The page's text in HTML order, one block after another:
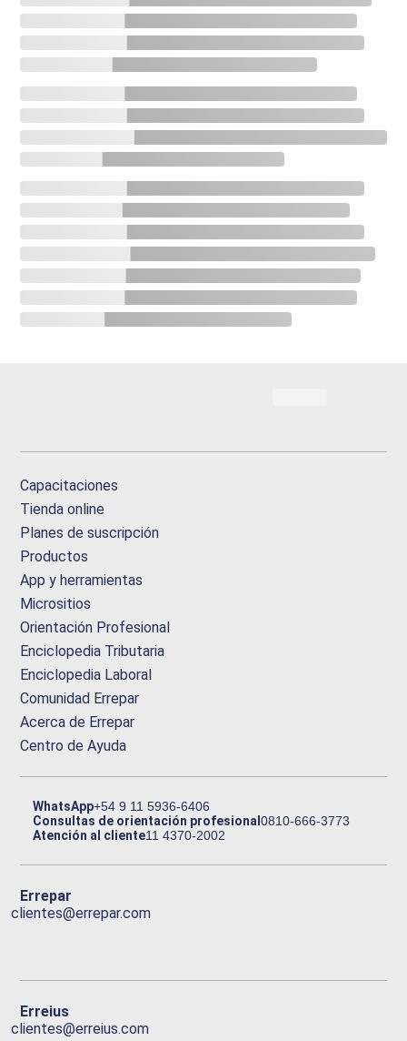
Capacitaciones
Tienda online
Planes de suscripción
Productos
App y herramientas
Micrositios
Orientación Profesional
Enciclopedia Tributaria
Enciclopedia Laboral
Comunidad Errepar
Acerca de Errepar
Centro de Ayuda
WhatsApp+54 9 11 5936-6406
Consultas de orientación profesional0810-666-3773
Atención al cliente11 4370-2002
Errepar
clientes@errepar.com
Erreius
clientes@erreius.com